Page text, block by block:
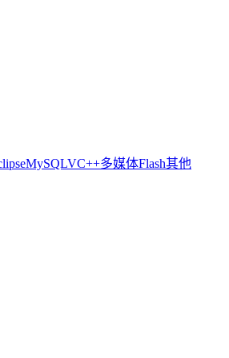
MySQLVC++多媒体Flash其他